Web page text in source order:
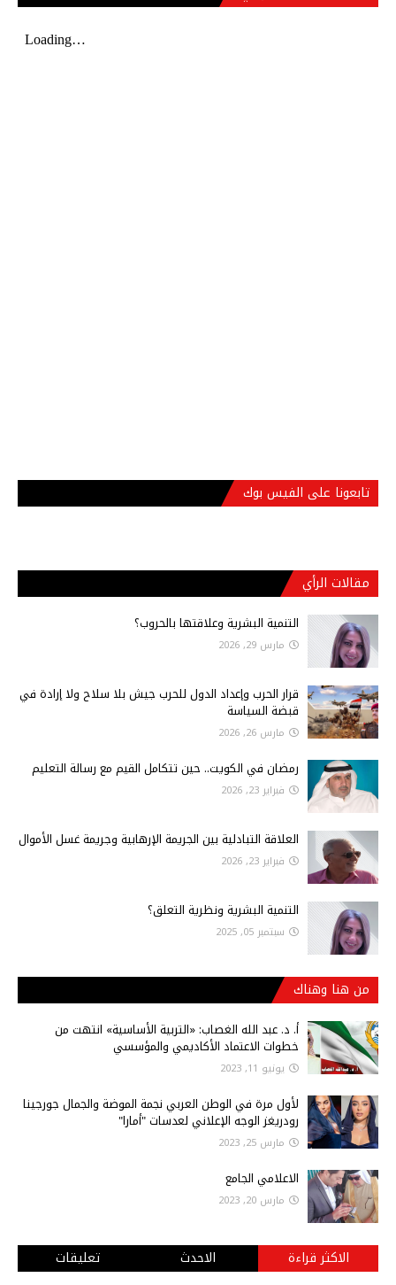
تابعونا على الفيس بوك
مقالات الرأي
التنمية البشرية وعلاقتها بالحروب؟
مارس 29, 2026
قرار الحرب وإعداد الدول للحرب جيش بلا سلاح ولا إرادة في
قبضة السياسة
مارس 26, 2026
رمضان في الكويت.. حين تتكامل القيم مع رسالة التعليم
فبراير 23, 2026
العلاقة التبادلية بين الجريمة الإرهابية وجريمة غسل الأموال
فبراير 23, 2026
التنمية البشرية ونظرية التعلق؟
سبتمبر 05, 2025
من هنا وهناك
أ‌. د. عبد الله الغصاب: «التربية الأساسية» انتهت من
خطوات الاعتماد الأكاديمي والمؤسسي
يونيو 11, 2023
لأول مرة في الوطن العربي نجمة الموضة والجمال جورجينا
رودريغز الوجه الإعلاني لعدسات "أمارا"
مارس 25, 2023
الاعلامي الجامع
مارس 20, 2023
الاكثر قراءة الاحدث تعليقات